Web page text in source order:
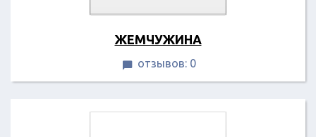
ЖЕМЧУЖИНА
 отзывов: 0